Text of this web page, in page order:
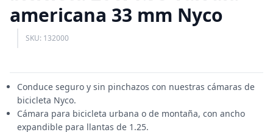
americana 33 mm Nyco
SKU: 132000
Conduce seguro y sin pinchazos con nuestras cámaras de
bicicleta Nyco.
Cámara para bicicleta urbana o de montaña, con ancho
expandible para llantas de 1.25.